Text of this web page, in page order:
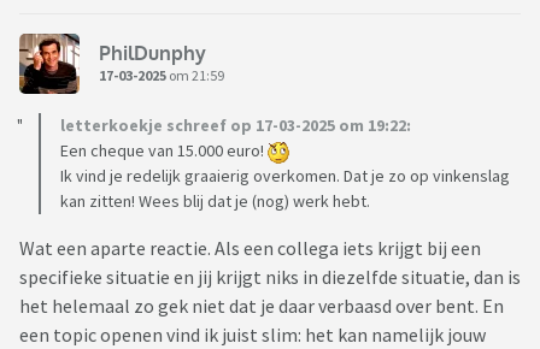
PhilDunphy
17-03-2025 om 21:59
letterkoekje schreef op 17-03-2025 om 19:22:
Een cheque van 15.000 euro!
Ik vind je redelijk graaierig overkomen. Dat je zo op vinkenslag
kan zitten! Wees blij dat je (nog) werk hebt.
Wat een aparte reactie. Als een collega iets krijgt bij een
specifieke situatie en jij krijgt niks in diezelfde situatie, dan is
het helemaal zo gek niet dat je daar verbaasd over bent. En
een topic openen vind ik juist slim: het kan namelijk jouw